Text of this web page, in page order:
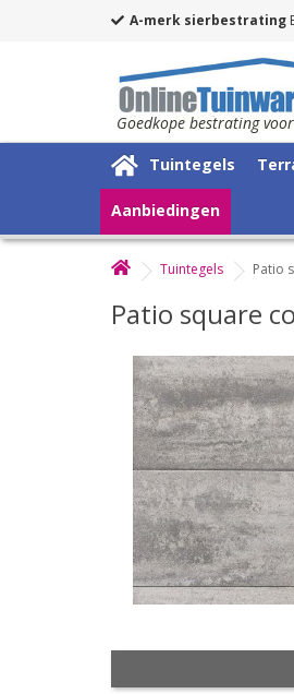
A-merk sierbestrating
Goedkope bestrating
Tuintegels
Aanbiedingen
Tuintegels Patio
Patio square